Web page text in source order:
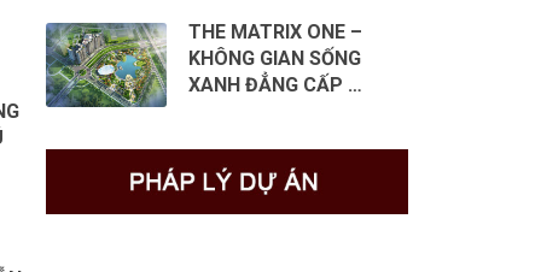
THE MATRIX ONE –
KHÔNG GIAN SỐNG
XANH ĐẲNG CẤP …